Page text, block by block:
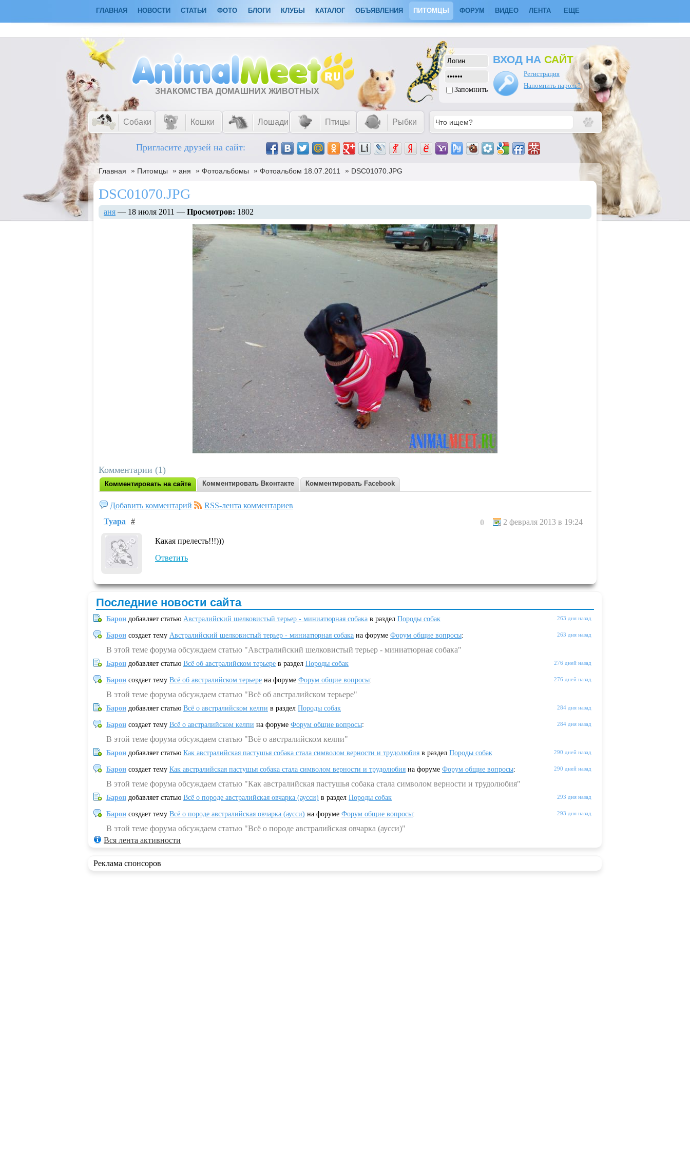
ГЛАВНАЯ НОВОСТИ СТАТЬИ ФОТО БЛОГИ КЛУБЫ КАТАЛОГ ОБЪЯВЛЕНИЯ ПИТОМЦЫ ФОРУМ ВИДЕО ЛЕНТА ЕЩЕ
ЗНАКОМСТВА ДОМАШНИХ ЖИВОТНЫХ Запомнить
ВХОД НА САЙТ
Регистрация
Напомнить пароль?
Собаки Кошки Лошади Птицы Рыбки
Пригласите друзей на сайт:
Главная » Питомцы » аня » Фотоальбомы » Фотоальбом 18.07.2011 » DSC01070.JPG
DSC01070.JPG
аня — 18 июля 2011 — Просмотров: 1802
Комментарии (1)
Комментировать на сайте Комментировать Вконтакте Комментировать Facebook
Добавить комментарий
RSS-лента комментариев
Tyapa
# 2 февраля 2013 в 19:24
0
Какая прелесть!!!)))
Ответить
Последние новости сайта
263 дня назад
Барон добавляет статью Австралийский шелковистый терьер - миниатюрная собака в раздел Породы собак
263 дня назад
Барон создает тему Австралийский шелковистый терьер - миниатюрная собака на форуме Форум общие вопросы:
В этой теме форума обсуждаем статью "Австралийский шелковистый терьер - миниатюрная собака"
276 дней назад
Барон добавляет статью Всё об австралийском терьере в раздел Породы собак
276 дней назад
Барон создает тему Всё об австралийском терьере на форуме Форум общие вопросы:
В этой теме форума обсуждаем статью "Всё об австралийском терьере"
284 дня назад
Барон добавляет статью Всё о австралийском келпи в раздел Породы собак
284 дня назад
Барон создает тему Всё о австралийском келпи на форуме Форум общие вопросы:
В этой теме форума обсуждаем статью "Всё о австралийском келпи"
290 дней назад
Барон добавляет статью Как австралийская пастушья собака стала символом верности и трудолюбия в раздел Породы собак
290 дней назад
Барон создает тему Как австралийская пастушья собака стала символом верности и трудолюбия на форуме Форум общие вопросы:
В этой теме форума обсуждаем статью "Как австралийская пастушья собака стала символом верности и трудолюбия"
293 дня назад
Барон добавляет статью Всё о породе австралийская овчарка (аусси) в раздел Породы собак
293 дня назад
Барон создает тему Всё о породе австралийская овчарка (аусси) на форуме Форум общие вопросы:
В этой теме форума обсуждаем статью "Всё о породе австралийская овчарка (аусси)"
Вся лента активности
Реклама спонсоров